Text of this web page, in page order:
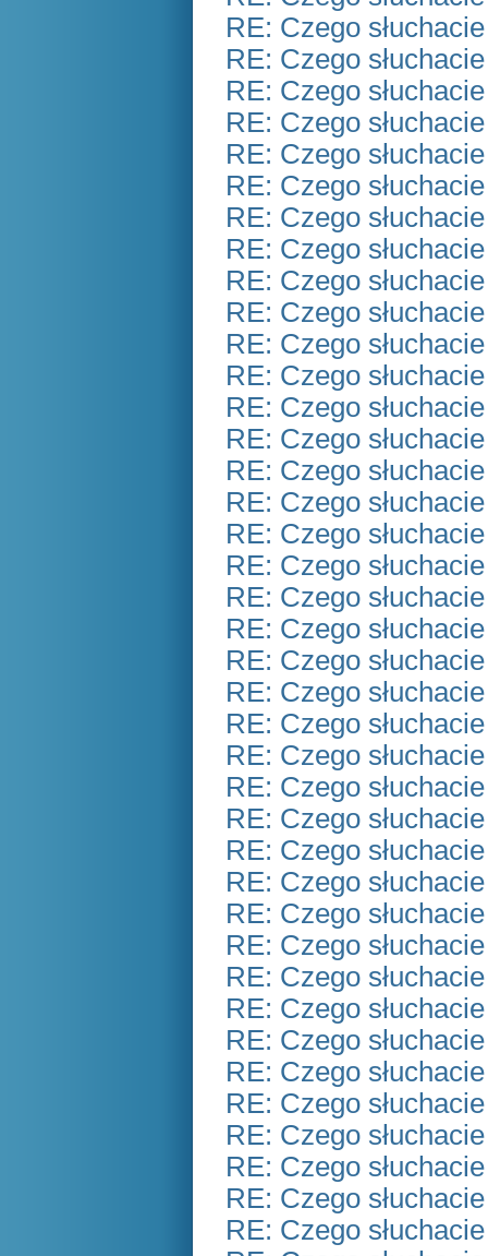
RE: Czego
RE: Czego
RE: Czego
RE: Czego
RE: Czego
RE: Czego
RE: Czego
RE: Czego
RE: Czego
RE: Czego
RE: Czego
RE: Czego
RE: Czego
RE: Czego
RE: Czego
RE: Czego
RE: Czego
RE: Czego
RE: Czego
RE: Czego
RE: Czego
RE: Czego
RE: Czego
RE: Czego
RE: Czego
RE: Czego
RE: Czego
RE: Czego
RE: Czego
RE: Czego
RE: Czego
RE: Czego
RE: Czego
RE: Czego
RE: Czego
RE: Czego
RE: Czego
RE: Czego
RE: Czego